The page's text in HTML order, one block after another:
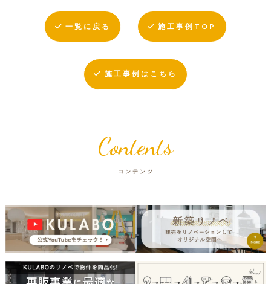
一覧に戻る 施工事例TOP
施工事例はこちら
Contents
コンテンツ